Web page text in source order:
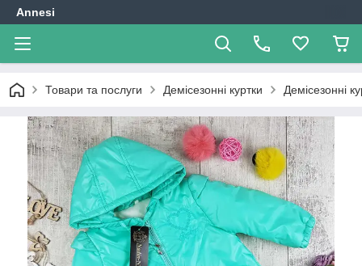
Annesi
Товари та послуги Демісезонні куртки Демісезонні